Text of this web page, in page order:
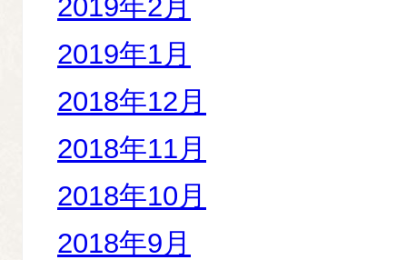
2019年2月
2019年1月
2018年12月
2018年11月
2018年10月
2018年9月